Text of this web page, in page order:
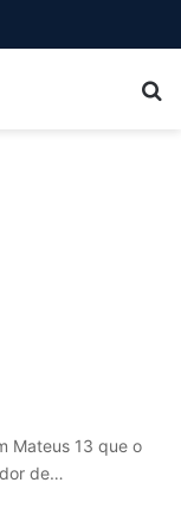
Mateus 13 que o
de…